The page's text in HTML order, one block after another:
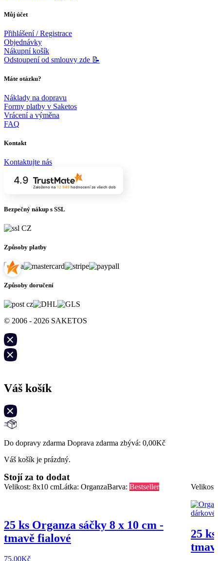
Můj účet
Přihlášení / Registrace
Objednávky
Nákupní košík
Odstoupení od smlouvy zde 📝
Máte otázku?
Náklady na dopravu
Formy platby v Saketos
Vrácení a výměna
FAQ
Kontakt
Kontaktujte nás
4.9
Založeno na 12 949hodnocení ze všech dob
Bezpečný nákup s SSL
Způsoby platby
Způsoby doručení
© 2006 - 2026 SAKETOS
Váš košík
Do dopravy zdarma Doprava zdarma zbývá: 0,00Kč
Váš košík je prázdný.
Stojí za to dodat
Velikost: 8x10 cmLátka: OrganzaBarva: Bestseller
25 ks Organza sáčky 8 x 10 cm -
tmavě fialové
75,00Kč
25